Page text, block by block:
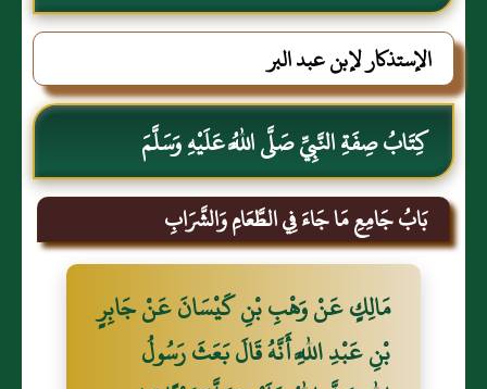
الإستذكار لإبن عبد البر
كِتَابُ صِفَةِ النَّبِيِّ صَلَّى اللَّهُ عَلَيْهِ وَسَلَّمَ
بَابُ جَامِعِ مَا جَاءَ فِي الطَّعَامِ وَالشَّرَابِ
مَالِكٍ عَنْ وَهْبِ بْنِ كَيْسَانَ عَنْ جَابِرٍ
بْنِ عَبْدِ اللَّهِ أَنَّهُ قَالَ بَعَثَ رَسُولُ